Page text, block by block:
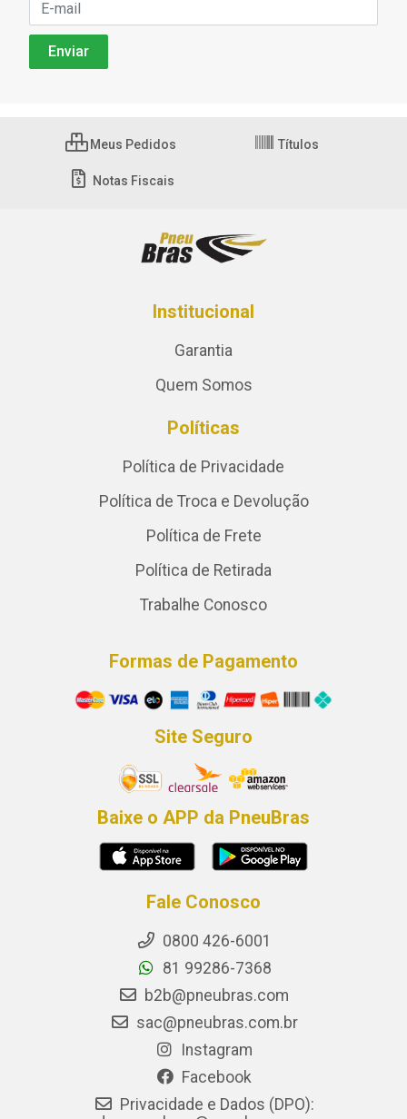
Meus Pedidos Títulos
Notas Fiscais
Institucional
Garantia
Quem Somos
Políticas
Política de Privacidade
Política de Troca e Devolução
Política de Frete
Política de Retirada
Trabalhe Conosco
Formas de Pagamento
Site Seguro
Baixe o APP da PneuBras
Fale Conosco
0800 426-6001
81 99286-7368
b2b@pneubras.com
sac@pneubras.com.br
Instagram
Facebook
Privacidade e Dados (DPO):